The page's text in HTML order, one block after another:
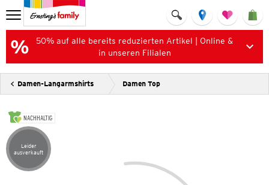
50% auf alle bereits reduzierten Artikel | Online &
in unseren Filialen
Damen-Langarmshirts Damen Top
NACHHALTIG
Artikel leider ausverkauft
Leider
ausverkauft